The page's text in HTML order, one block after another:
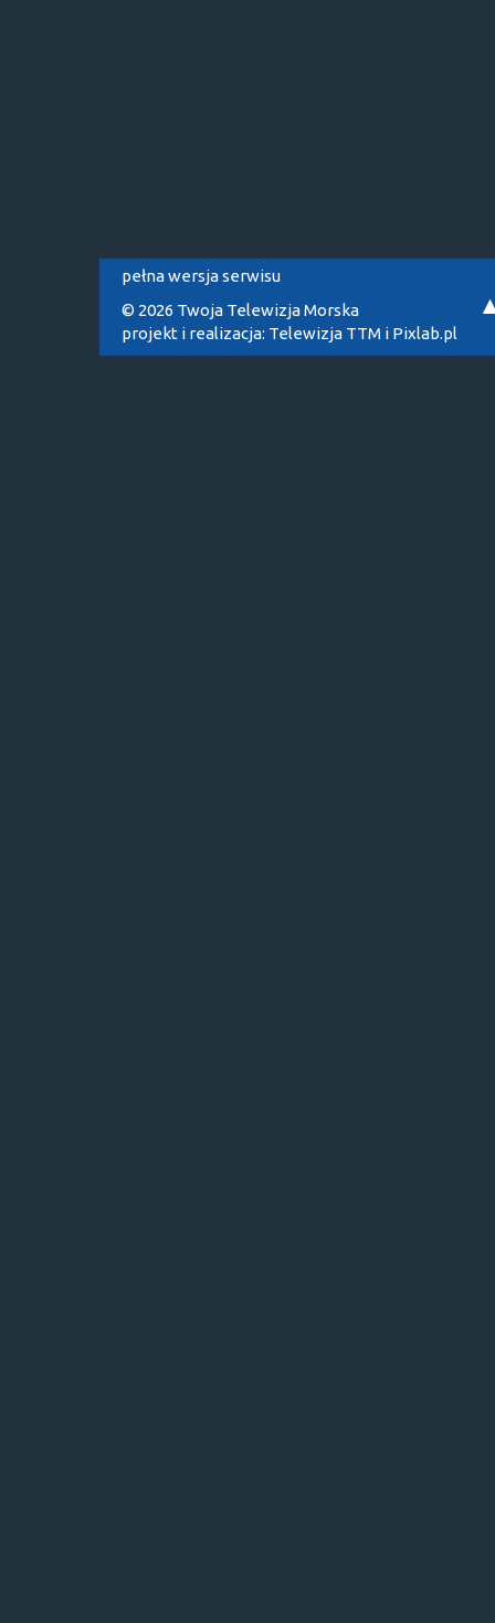
pełna wersja serwisu
© 2026 Twoja Telewizja Morska
projekt i realizacja: Telewizja TTM i Pixlab.pl